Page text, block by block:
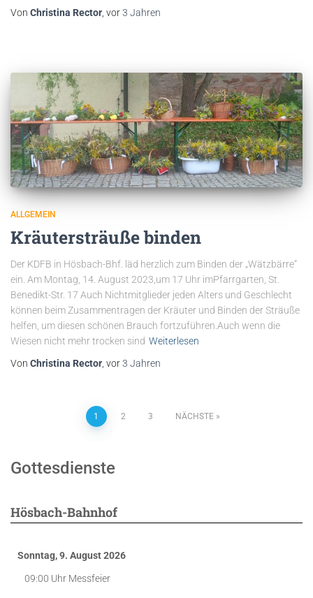
Von Christina Rector , vor3 Jahren
ALLGEMEIN
Kräutersträuße binden
Der KDFB in Hösbach-Bhf. läd herzlich zum Binden der „Wätzbärre“
ein. Am Montag, 14. August 2023,um 17 Uhr imPfarrgarten, St.
Benedikt-Str. 17 Auch Nichtmitglieder jeden Alters und Geschlecht
können beim Zusammentragen der Kräuter und Binden der Sträuße
helfen, um diesen schönen Brauch fortzuführen.Auch wenn die
Wiesen nicht mehr trocken sind Weiterlesen
Von Christina Rector , vor3 Jahren
Seitennummerierung
1 2 3 NÄCHSTE
Gottesdienste
Hösbach-Bahnhof
Sonntag, 9. August 2026
09:00 Uhr Messfeier